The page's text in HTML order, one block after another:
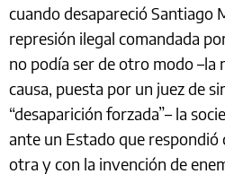
cuando desapareció Santiago
represión ilegal comandada
no podía ser de otro modo –la
causa, puesta por un juez de
“desaparición forzada”– la
ante un Estado que
otra y con la invención de